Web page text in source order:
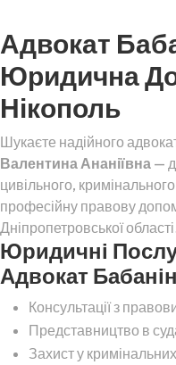
Адвокат
Юридична
Нікополь
Шукаєте надійного
Валентина Ананіївна —
цивільного,
професійну правову
Дніпропетровської області.
Юридичні
Адвокат
Консультації з
Представництво в
Захист у